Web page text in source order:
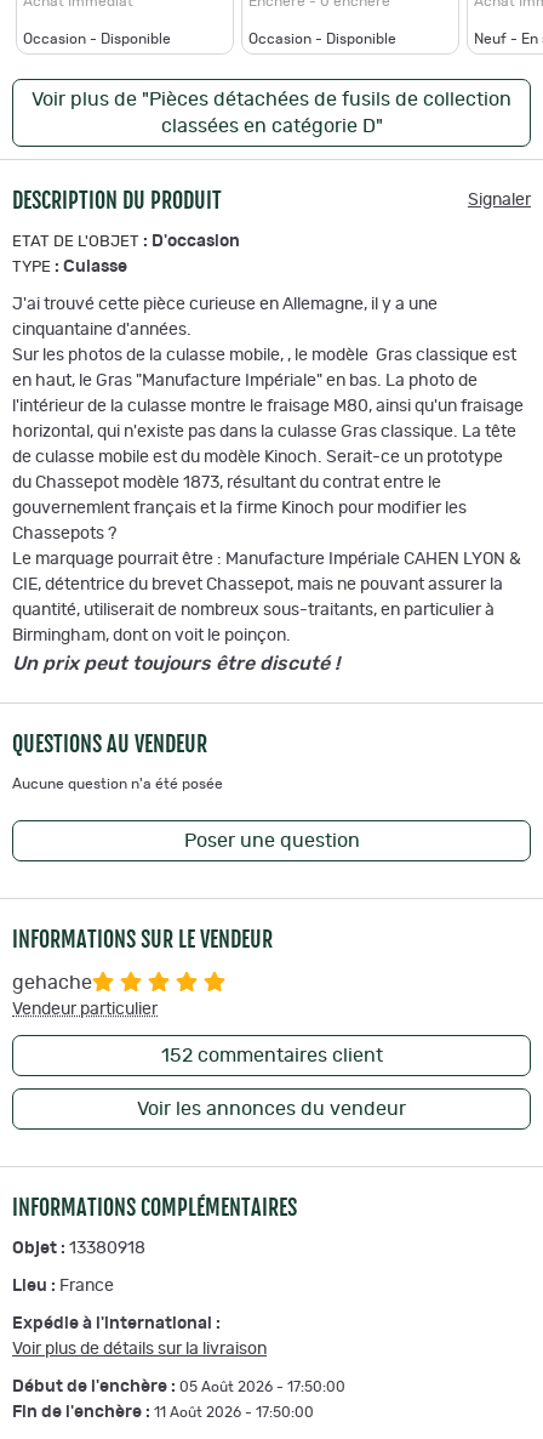
Occasion - Disponible Occasion - Disponible Neuf - En
Voir plus de "Pièces détachées de fusils de collection
classées en catégorie D"
DESCRIPTION DU PRODUIT Signaler
ETAT DE L'OBJET : D'occasion
TYPE : Culasse
J'ai trouvé cette pièce curieuse en Allemagne, il y a une
cinquantaine d'années.
Sur les photos de la culasse mobile, , le modèle Gras classique est
en haut, le Gras "Manufacture Impériale" en bas. La photo de
l'intérieur de la culasse montre le fraisage M80, ainsi qu'un fraisage
horizontal, qui n'existe pas dans la culasse Gras classique. La tête
de culasse mobile est du modèle Kinoch. Serait-ce un prototype
du Chassepot modèle 1873, résultant du contrat entre le
gouvernemlent français et la firme Kinoch pour modifier les
Chassepots ?
Le marquage pourrait être : Manufacture Impériale CAHEN LYON &
CIE, détentrice du brevet Chassepot, mais ne pouvant assurer la
quantité, utiliserait de nombreux sous-traitants, en particulier à
Birmingham, dont on voit le poinçon.
Un prix peut toujours être discuté !
QUESTIONS AU VENDEUR
Aucune question n'a été posée
Poser une question
INFORMATIONS SUR LE VENDEUR
gehache
Vendeur particulier
152commentaires client
Voir les annonces du vendeur
INFORMATIONS COMPLÉMENTAIRES
Objet : 13380918
Lieu : France
Expédie à l'international :
Voir plus de détails sur la livraison
Début de l'enchère : 05 Août 2026 - 17:50:00
Fin de l'enchère : 11 Août 2026 - 17:50:00